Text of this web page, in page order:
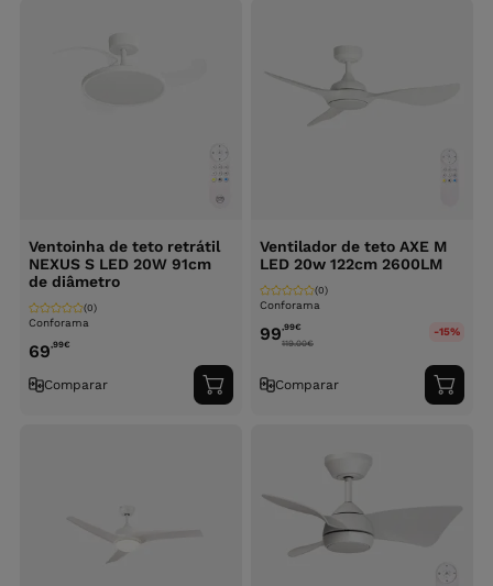
Ventoinha de teto retrátil
NEXUS S LED 20W 91cm
de diâmetro
Conforama
(0)
69,99€
Comparar
Adicionar
ao
Ventilador de teto AXE M
LED 20w 122cm 2600LM
Conforama
(0)
99,99€
119.00€
-15%
Comparar
ao